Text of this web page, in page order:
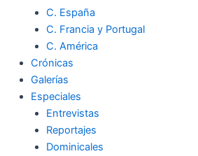
C. España
C. Francia y Portugal
C. América
Crónicas
Galerías
Especiales
Entrevistas
Reportajes
Dominicales